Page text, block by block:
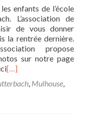
enfants de l’école
L’association de
de vous donner
la rentrée dernière.
propose
sur notre page
[…]
, Mulhouse,